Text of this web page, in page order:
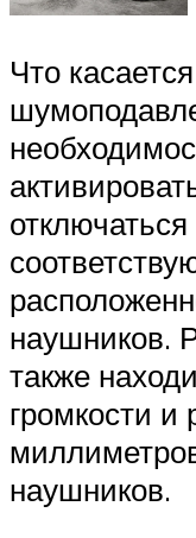
Что
наушников.
также
громкости и
наушников.